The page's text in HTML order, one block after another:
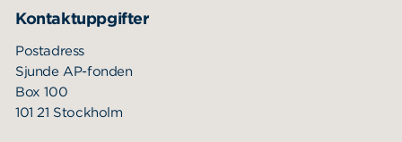
Kontaktuppgifter
Postadress
Sjunde AP-fonden
Box 100
101 21 Stockholm